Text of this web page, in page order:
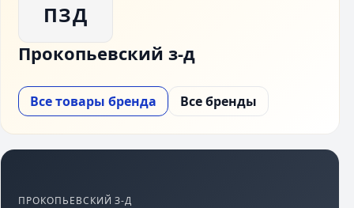
ПЗД
Прокопьевский з-д
Все товары бренда Все бренды
ПРОКОПЬЕВСКИЙ З-Д